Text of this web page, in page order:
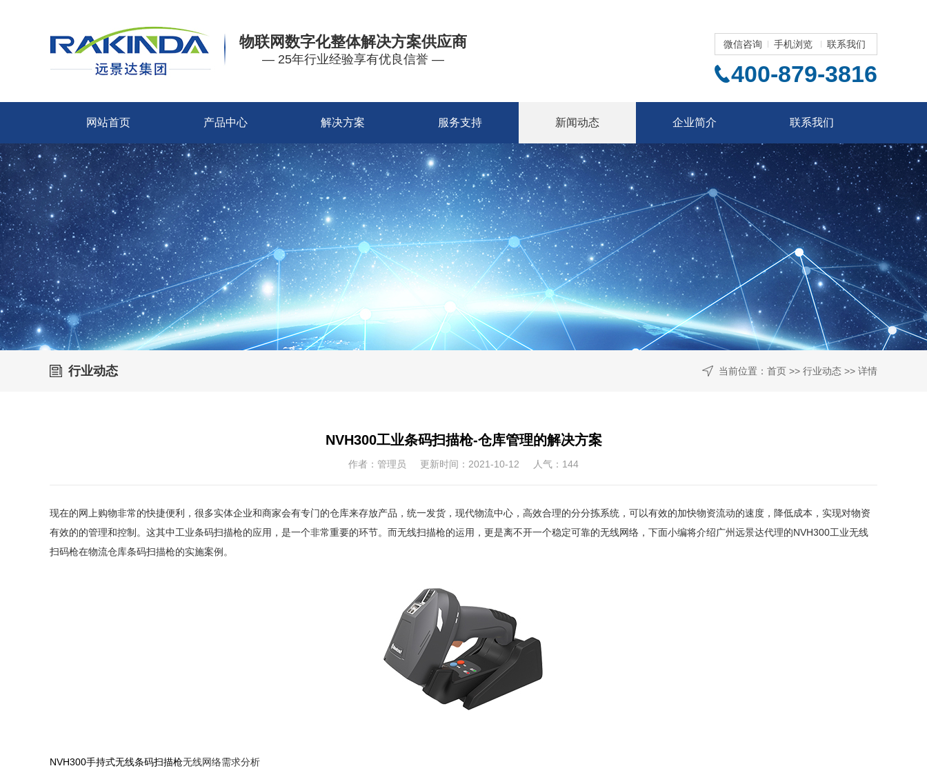
物联网数字化整体解决方案供应商
— 25年行业经验享有优良信誉 —
微信咨询 手机浏览 联系我们
400-879-3816
网站首页 产品中心 解决方案 服务支持 新闻动态 企业简介 联系我们
行业动态 当前位置： 首页 >> 行业动态 >> 详情
NVH300工业条码扫描枪-仓库管理的解决方案
作者：管理员 更新时间：2021-10-12 人气： 144
现在的网上购物非常的快捷便利，很多实体企业和商家会有专门的仓库来存放产品，统一发货， 现代物流中心，高效合理的分分拣系统，可以有效的加快物资流动的速度，降低成本，实现对物资
有效的的管理和控制。这其中工业条码扫描枪的应用，是一个非常重要的环节。而无线扫描枪的运用，更是离不开一个稳定可靠的无线网络，下面小编将介绍广州远景达代理的NVH300工业无线
扫码枪在物流仓库条码扫描枪的实施案例。
NVH300手持式无线条码扫描枪无线网络需求分析